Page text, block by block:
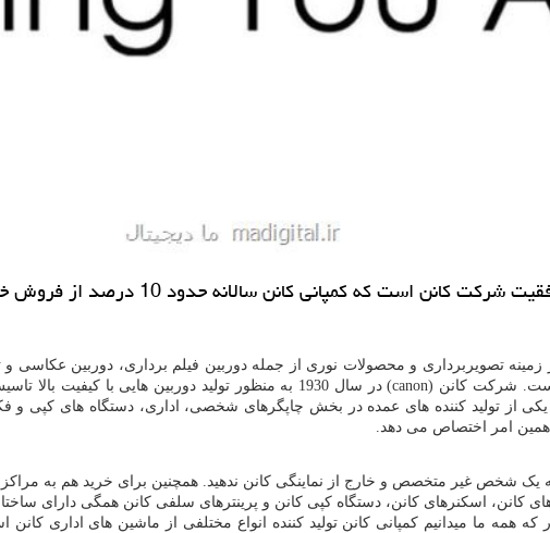
كانن سالانه حدود 10 درصد از فروش خالص خود را به همین امر اختصاص می دهد.
تصویربرداری و محصولات نوری از جمله دوربین فیلم برداری، دوربین عکاسی و
است. شرکت کانن (canon
) در سال 1930 به منظور تولید دوربین هایی با
از تولید کننده های عمده در بخش چاپگرهای شخصی، اداری، دستگاه های کپی
یک شخص غیر متخصص و خارج از نماینگی کانن ندهید. همچنین برای خرید هم به
کانن، اسکنرهای کانن، دستگاه کپی کانن و پرینترهای سلفی کانن همگی دارای
همه ما میدانیم کمپانی کانن تولید کننده انواع مختلفی از ماشین های اداری